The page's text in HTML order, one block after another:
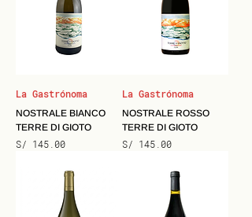
La Gastrónoma
NOSTRALE BIANCO
TERRE DI GIOTO
Precio
S/ 145.00
La Gastrónoma
NOSTRALE ROSSO
TERRE DI GIOTO
Precio
S/ 145.00